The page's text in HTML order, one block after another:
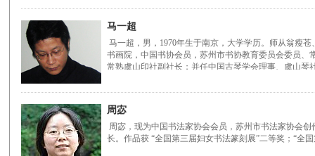
马一超
马一超，男，1970年生于南京，大学学历。师从翁瘦
书画院，中国书协会员，苏州市书协教育委员会委员、
常熟虞山印社副社长；并任中国古琴学会理事、虞山琴
周宓
周宓，现为中国书法家协会会员，苏州市书法家协会
长。作品获 “全国第三届妇女书法篆刻展”二等奖；“全